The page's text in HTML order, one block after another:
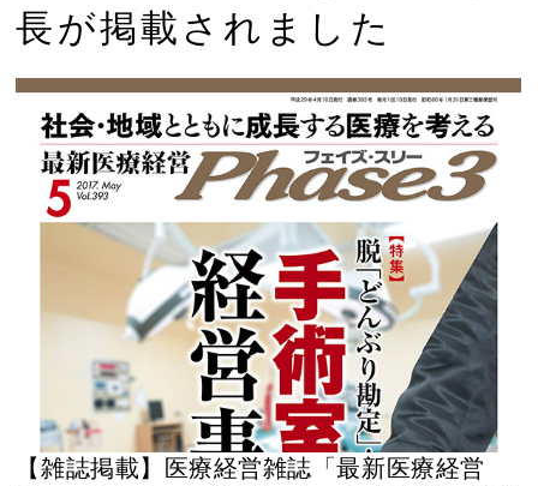
長が掲載されました
【雑誌掲載】医療経営雑誌「最新医療経営